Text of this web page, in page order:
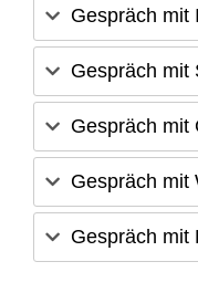
Gespräch mit
Gespräch mit
Gespräch mit
Gespräch mit
Gespräch mit